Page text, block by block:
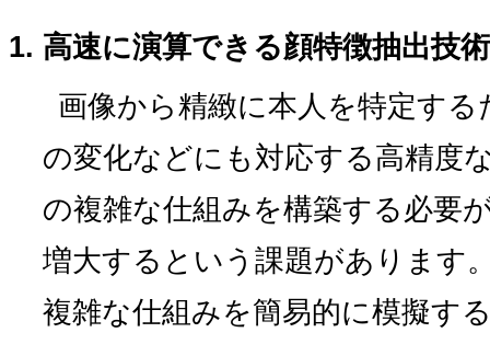
高速に演算できる顔特徴抽出技術
画像から精緻に本人を特定す
の変化などにも対応する高精度
の複雑な仕組みを構築する必要
増大するという課題があります
複雑な仕組みを簡易的に模擬す